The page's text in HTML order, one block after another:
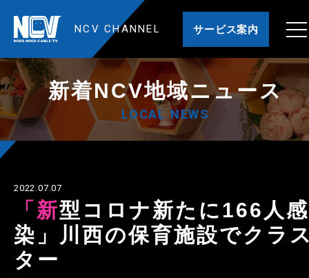
NCV CHANNEL サービス案内
新着NCV地域ニュース
LOCAL NEWS
2022.07.07
「新型コロナ新たに166人感
染」川西の保育施設でクラ
ター